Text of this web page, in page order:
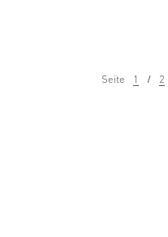
Seite 1 2